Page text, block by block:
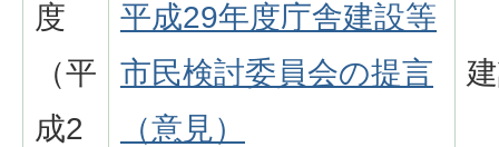
度
（平
成2
平成29年度庁舎建設等
市民検討委員会の提言
（意見）